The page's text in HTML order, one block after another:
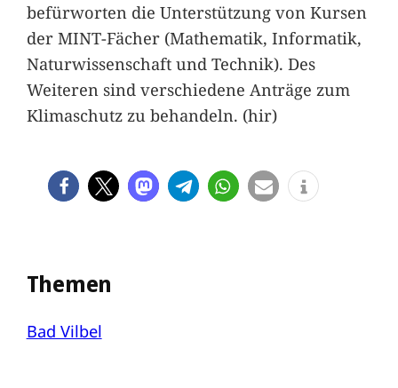
befürworten die Unterstützung von Kursen
der MINT-Fächer (Mathematik, Informatik,
Naturwissenschaft und Technik). Des
Weiteren sind verschiedene Anträge zum
Klimaschutz zu behandeln. (hir)
Themen
Bad Vilbel